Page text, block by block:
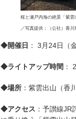
桜と瀬戸内海の絶景「紫雲
／写真提供：（公社）香川
◆開催日 ： 3月24日（
◆ライトアップ時間 ：
◆場所 ：紫雲出山（香
◆アクセス ：予讃線